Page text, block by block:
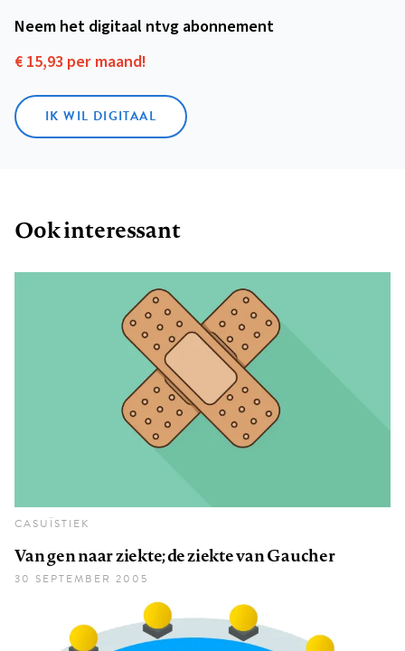
Neem het digitaal ntvg abonnement
€ 15,93 per maand!
IK WIL DIGITAAL
Ook interessant
CASUÏSTIEK
Van gen naar ziekte; de ziekte van Gaucher
30 SEPTEMBER 2005